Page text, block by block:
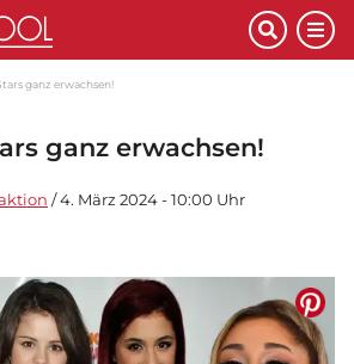
ganz erwachsen!
ganz erwachsen!
/ 4. März 2024 - 10:00 Uhr